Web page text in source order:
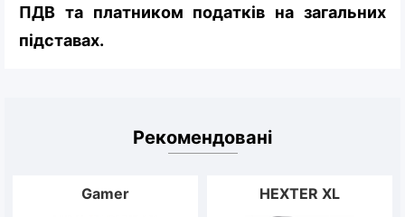
ПДВ та платником податків на загальних
підставах.
Рекомендовані
Gamer HEXTER XL